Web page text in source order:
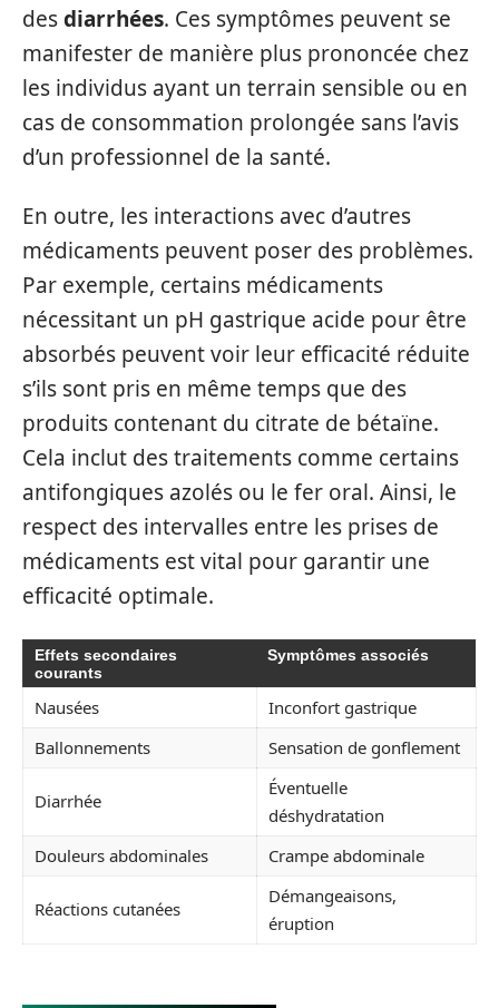
desdiarrhées. Ces symptômes peuvent se
manifester de manière plus prononcée chez
les individus ayant un terrain sensible ou en
cas de consommation prolongée sans l’avis
d’un professionnel de la santé.
En outre, les interactions avec d’autres
médicaments peuvent poser des problèmes.
Par exemple, certains médicaments
nécessitant un pH gastrique acide pour être
absorbés peuvent voir leur efficacité réduite
s’ils sont pris en même temps que des
produits contenant du citrate de bétaïne.
Cela inclut des traitements comme certains
antifongiques azolés ou le fer oral. Ainsi, le
respect des intervalles entre les prises de
médicaments est vital pour garantir une
efficacité optimale.
Effets secondaires
courants
Symptômes associés
Nausées
Inconfort gastrique
Ballonnements
Sensation de gonflement
Diarrhée
Éventuelle
déshydratation
Douleurs abdominales
Crampe abdominale
Réactions cutanées
Démangeaisons,
éruption